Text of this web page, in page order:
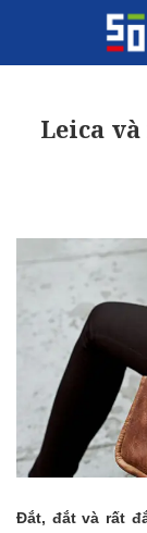
Leica
Đắt, đắt và rất